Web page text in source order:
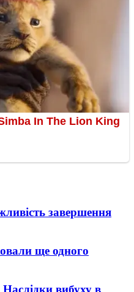
завершення
ще одного
Наслідки вибуху в